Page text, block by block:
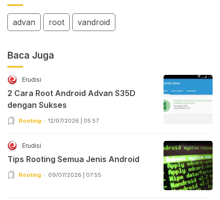
advan root vandroid
Baca Juga
Erudisi
2 Cara Root Android Advan S35D
dengan Sukses
Rooting 12/07/2026 | 05:57
Erudisi
Tips Rooting Semua Jenis Android
Rooting 09/07/2026 | 07:55